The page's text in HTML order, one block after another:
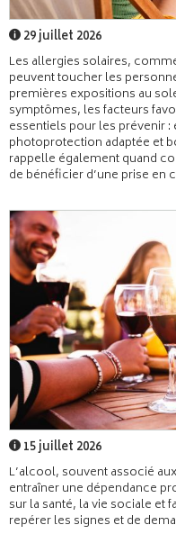
29 juillet 2026
Les allergies solaires,
peuvent toucher les
premières expositions au
symptômes, les facteurs
essentiels pour les prévenir
photoprotection adaptée et
rappelle également quand
de bénéficier d’une prise en
15 juillet 2026
L’alcool, souvent associé
entraîner une dépendance
sur la santé, la vie sociale et
repérer les signes et de